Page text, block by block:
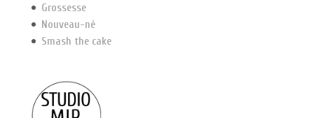
Grossesse
Nouveau-né
Smash the cake